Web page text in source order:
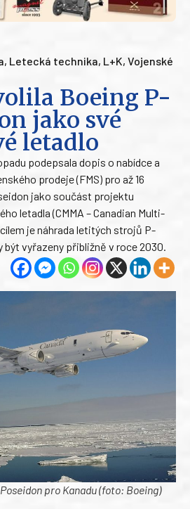
, Letecká technika, L+K, Vojenské
Boeing P-
jako své
letadlo
podepsala dopis o nabídce a
prodeje (FMS) pro až 16
jako součást projektu
letadla (CMMA – Canadian Multi-
je náhrada letitých strojů P-
být vyřazeny přibližně v roce 2030.
pro Kanadu (foto: Boeing)